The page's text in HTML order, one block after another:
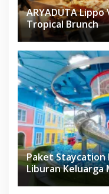
ARYADUTA
Tropical Brunch
Paket Staycation
Liburan Keluarga
Herloom Hotel BSD